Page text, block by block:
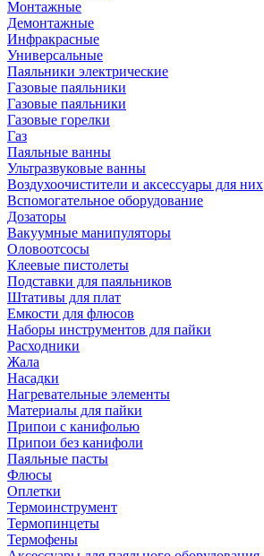
Монтажные
Демонтажные
Инфракрасные
Универсальные
Паяльники электрические
Газовые паяльники
Газовые паяльники
Газовые горелки
Газ
Паяльные ванны
Ультразвуковые ванны
Воздухоочистители и аксессуары для них
Вспомогательное оборудование
Дозаторы
Вакуумные манипуляторы
Оловоотсосы
Клеевые пистолеты
Подставки для паяльников
Штативы для плат
Емкости для флюсов
Наборы инструментов для пайки
Расходники
Жала
Насадки
Нагревательные элементы
Материалы для пайки
Припои с канифолью
Припои без канифоли
Паяльные пасты
Флюсы
Оплетки
Термоинструмент
Термопинцеты
Термофены